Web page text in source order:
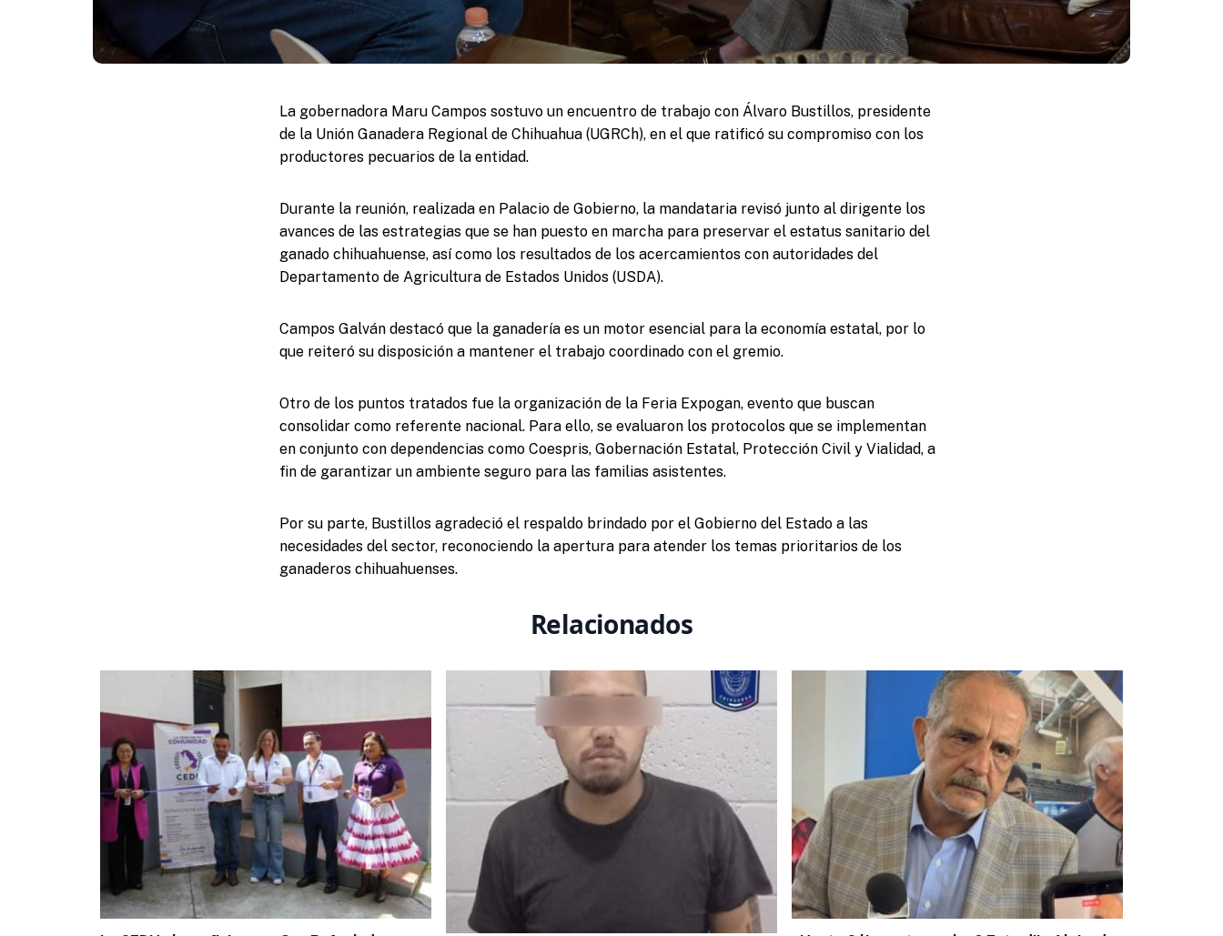
La gobernadora Maru Campos sostuvo un encuentro de trabajo con Álvaro Bustillos, presidente
de la Unión Ganadera Regional de Chihuahua (UGRCh), en el que ratificó su compromiso con los
productores pecuarios de la entidad.
Durante la reunión, realizada en Palacio de Gobierno, la mandataria revisó junto al dirigente los
avances de las estrategias que se han puesto en marcha para preservar el estatus sanitario del
ganado chihuahuense, así como los resultados de los acercamientos con autoridades del
Departamento de Agricultura de Estados Unidos (USDA).
Campos Galván destacó que la ganadería es un motor esencial para la economía estatal, por lo
que reiteró su disposición a mantener el trabajo coordinado con el gremio.
Otro de los puntos tratados fue la organización de la Feria Expogan, evento que buscan
consolidar como referente nacional. Para ello, se evaluaron los protocolos que se implementan
en conjunto con dependencias como Coespris, Gobernación Estatal, Protección Civil y Vialidad, a
fin de garantizar un ambiente seguro para las familias asistentes.
Por su parte, Bustillos agradeció el respaldo brindado por el Gobierno del Estado a las
necesidades del sector, reconociendo la apertura para atender los temas prioritarios de los
ganaderos chihuahuenses.
Relacionados